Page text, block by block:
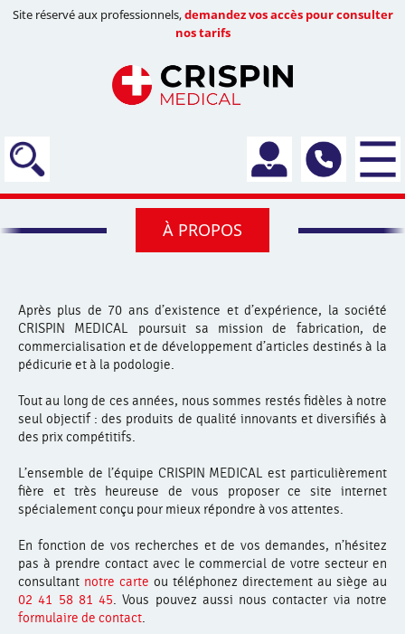
Site réservé aux professionnels,demandez vos accès pour consulter
nos tarifs
À PROPOS
Après plus de 70 ans d’existence et d’expérience, la société
CRISPIN MEDICAL poursuit sa mission de fabrication, de
commercialisation et de développement d’articles destinés à la
pédicurie et à la podologie.
Tout au long de ces années, nous sommes restés fidèles à notre
seul objectif : des produits de qualité innovants et diversifiés à
des prix compétitifs.
L’ensemble de l’équipe CRISPIN MEDICAL est particulièrement
fière et très heureuse de vous proposer ce site internet
spécialement conçu pour mieux répondre à vos attentes.
En fonction de vos recherches et de vos demandes, n’hésitez
pas à prendre contact avec le commercial de votre secteur en
consultant notre carte ou téléphonez directement au siège au
02 41 58 81 45. Vous pouvez aussi nous contacter via notre
formulaire de contact.